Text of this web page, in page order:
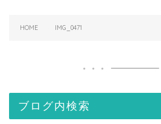
HOME IMG_0471
ブログ内検索